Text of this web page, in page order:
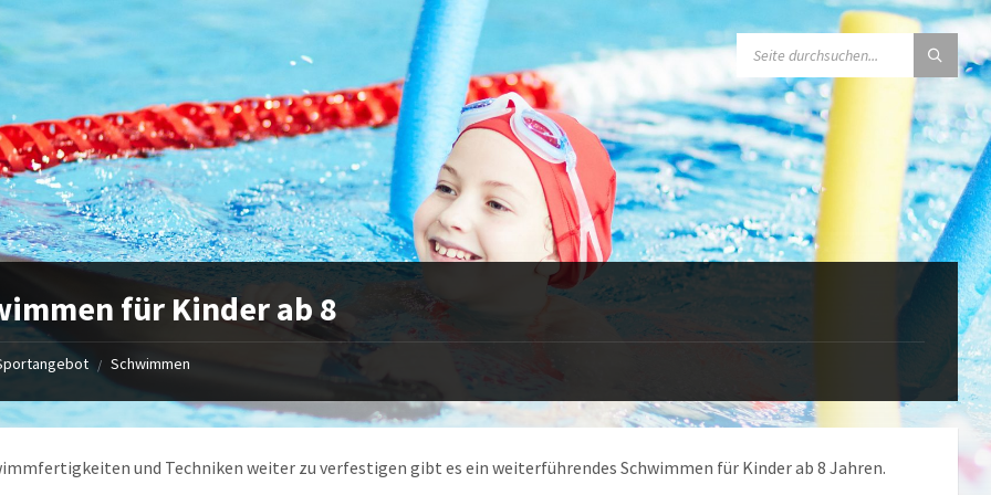
SEARCH:
für Kinder ab 8
/ Schwimmen
und Techniken weiter zu verfestigen gibt es ein weiterführendes Schwimmen für Kinder ab 8 Jahren.